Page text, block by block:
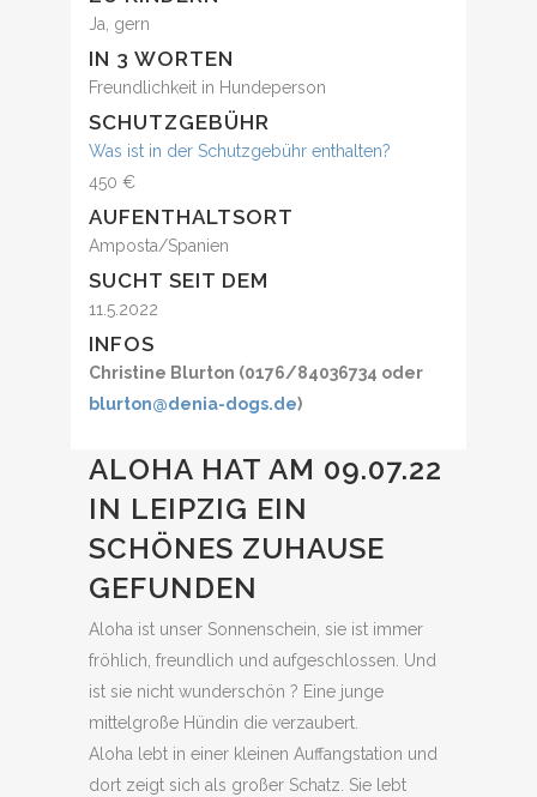
Ja, gern
IN 3 WORTEN
Freundlichkeit in Hundeperson
SCHUTZGEBÜHR
Was ist in der Schutzgebühr enthalten?
450 €
AUFENTHALTSORT
Amposta/Spanien
SUCHT SEIT DEM
11.5.2022
INFOS
Christine Blurton (0176/84036734 oder
blurton@denia-dogs.de)
ALOHA HAT AM 09.07.22
IN LEIPZIG EIN
SCHÖNES ZUHAUSE
GEFUNDEN
Aloha ist unser Sonnenschein, sie ist immer
fröhlich, freundlich und aufgeschlossen. Und
ist sie nicht wunderschön ? Eine junge
mittelgroße Hündin die verzaubert.
Aloha lebt in einer kleinen Auffangstation und
dort zeigt sich als großer Schatz. Sie lebt